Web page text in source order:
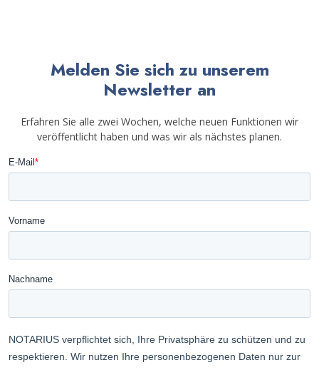
Melden Sie sich zu unserem
Newsletter an
Erfahren Sie alle zwei Wochen, welche neuen Funktionen wir
veröffentlicht haben und was wir als nächstes planen.